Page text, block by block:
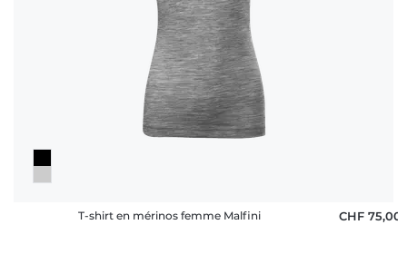
T-shirt en mérinos femme Malfini CHF 75,00